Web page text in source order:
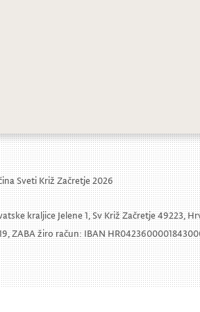
Sveti Križ Začretje 2026
kraljice Jelene 1, Sv Križ Začretje 49223,
ZABA žiro račun: IBAN